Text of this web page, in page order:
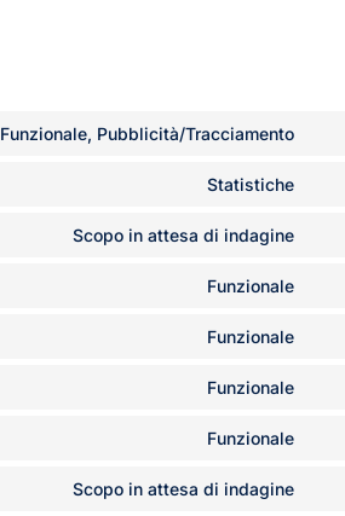
Funzionale, Pubblicità/Tracciamento
Statistiche
Scopo in attesa di indagine
Funzionale
Funzionale
Funzionale
Funzionale
Scopo in attesa di indagine